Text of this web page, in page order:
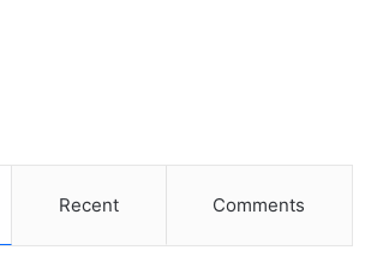
Recent Comments